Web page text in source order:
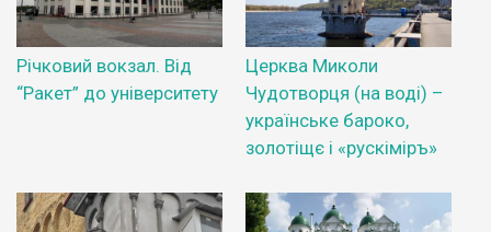
Річковий вокзал. Від
“Ракет” до університету
Церква Миколи
Чудотворця (на воді) –
українське бароко,
золотіщє і «рускіміръ»